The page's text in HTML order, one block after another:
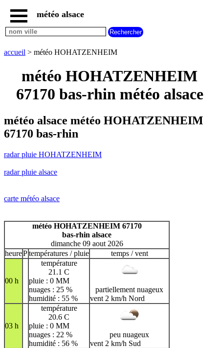
accueil
radar
HOHATZENHEIM
radar
alsace
carte
météo
météo
H
I J K L M
N
T
U
V
W X Y Z
météo alsace
accueil > météo HOHATZENHEIM
météo HOHATZENHEIM
67170 bas-rhin météo alsace
météo alsace météo HOHATZENHEIM
67170 bas-rhin
radar pluie HOHATZENHEIM
radar pluie alsace
carte météo alsace
météo HOHATZENHEIM 67170
bas-rhin alsace
dimanche 09 aout 2026
heurePtempératures / pluie temps / vent
00 h
température
21.1 C
pluie : 0 MM
nuages : 25 %
humidité : 55 %
partiellement nuageux
vent 2 km/h Nord
03 h
température
20.6 C
pluie : 0 MM
nuages : 22 %
humidité : 56 %
peu nuageux
vent 2 km/h Sud